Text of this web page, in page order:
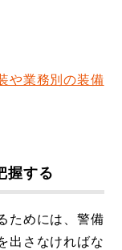
や業務別の装備
握する
ためには、警備
出さなければな